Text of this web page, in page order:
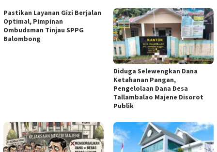
Pastikan Layanan Gizi Berjalan
Optimal, Pimpinan
Ombudsman Tinjau SPPG
Balombong
Diduga Selewengkan Dana
Ketahanan Pangan,
Pengelolaan Dana Desa
Tallambalao Majene Disorot
Publik